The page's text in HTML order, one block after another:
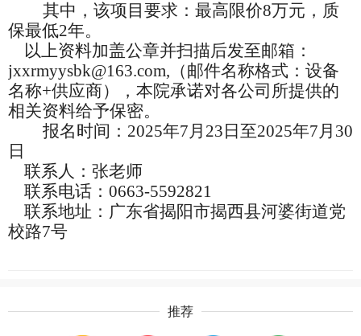
其中，该项目要求： 最高限价8万元，质
保最低2年。
以上资料加盖公章并扫描后发至邮箱：
jxxrmyysbk@163.com,（邮件名称格式：设备
名称+供应商），本院承诺对各公司所提供的
相关资料给予保密。
报名时间： 2025年7月23日至2025年7月30
日
联系人：张老师
联系电话： 0663-5592821
联系地址：广东省揭阳市揭西县河婆街道党
校路7号
推荐